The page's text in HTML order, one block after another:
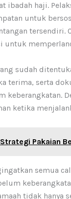
ibadah haji.
untuk
tersendiri.
sudah
terima, serta
keberangkatan.
ketika
Strategi Pakaian
semua
tidak hanya